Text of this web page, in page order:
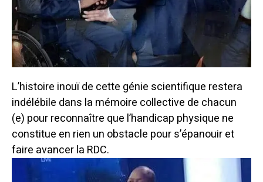
L’histoire inouï de cette génie scientifique restera
indélébile dans la mémoire collective de chacun
(e) pour reconnaître que l’handicap physique ne
constitue en rien un obstacle pour s’épanouir et
faire avancer la RDC.